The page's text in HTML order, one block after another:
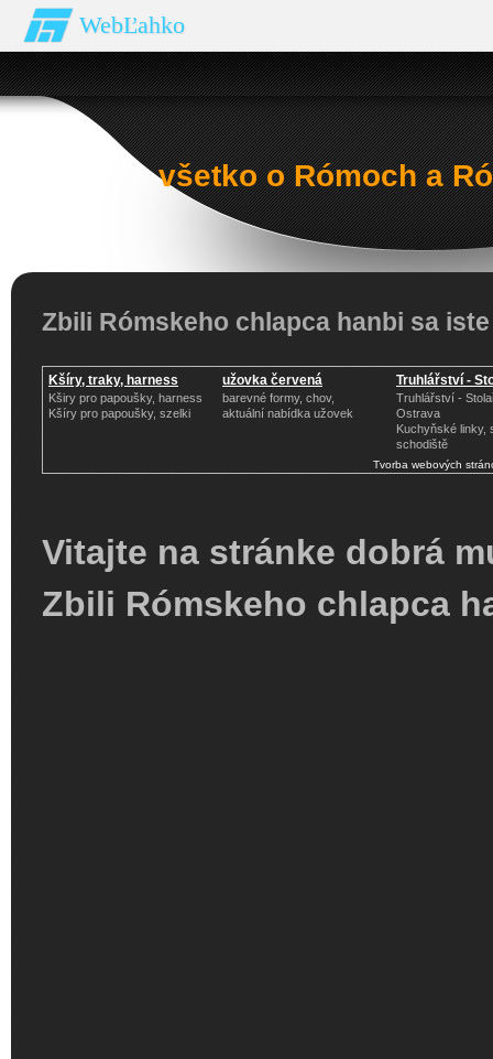
WebĽahko
všetko o Rómoch a
Zbili Rómskeho chlapca hanbi sa
Kšíry, traky, harness
Kširy pro papoušky, harness
Kšíry pro papoušky, szelki
užovka červená
barevné formy, chov,
aktuální nabídka užovek
Truhlářství -
Truhlářství -
Ostrava
Kuchyňské linky,
schodiště
Tvorba webových
Vitajte na stránke dobrá
Zbili Rómskeho chlapca